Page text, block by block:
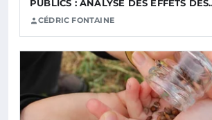
PUBLICS : ANALYSE DES EFFETS
CÉDRIC FONTAINE